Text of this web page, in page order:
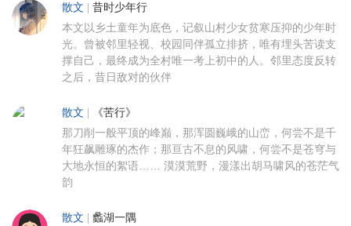
散文 昔时少年行
本文以乡土童年为底色，记叙山村少女贫寒压抑的少年时
光。曾被邻里轻视、校园同伴孤立排挤，唯有埋头苦读支
撑自己，最终成为全村唯一考上初中的人。邻里态度反转
之后，昔日敌对的伙伴
散文 《苦行》
那刀削一般平顶的峰巅，那浑圆巍峨的山峦，何尝不是千
年狂飙雕琢的杰作；那亘古不息的风啸，何尝不是苍穹与
大地永恒的絮语…… 漠漠荒野，漫漾出胡马啸风的苍茫气
韵
散文 蠡湖一隅